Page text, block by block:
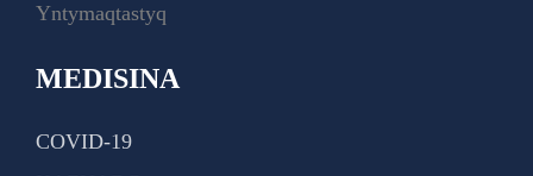
Yntymaqtastyq
MEDISINA
COVID-19